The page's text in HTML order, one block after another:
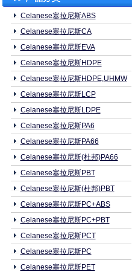
Celanese塞拉尼斯ABS
Celanese塞拉尼斯CA
Celanese塞拉尼斯EVA
Celanese塞拉尼斯HDPE
Celanese塞拉尼斯HDPE,UHMW
Celanese塞拉尼斯LCP
Celanese塞拉尼斯LDPE
Celanese塞拉尼斯PA6
Celanese塞拉尼斯PA66
Celanese塞拉尼斯(杜邦)PA66
Celanese塞拉尼斯PBT
Celanese塞拉尼斯(杜邦)PBT
Celanese塞拉尼斯PC+ABS
Celanese塞拉尼斯PC+PBT
Celanese塞拉尼斯PCT
Celanese塞拉尼斯PC
Celanese塞拉尼斯PET